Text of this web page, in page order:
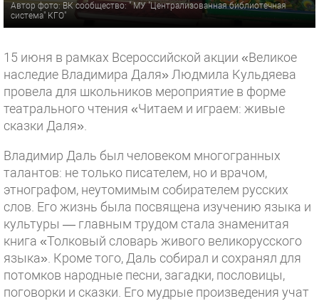
Автор фото: ВК сообщество: " МУ "Централизованная библиотечная
система" КГО"
15 июня в рамках Всероссийской акции «Великое
наследие Владимира Даля» Людмила Кульдяева
провела для школьников мероприятие в форме
театрального чтения «Читаем и играем: живые
сказки Даля».
Владимир Даль был человеком многогранных
талантов: не только писателем, но и врачом,
этнографом, неутомимым собирателем русских
слов. Его жизнь была посвящена изучению языка и
культуры — главным трудом стала знаменитая
книга «Толковый словарь живого великорусского
языка». Кроме того, Даль собирал и сохранял для
потомков народные песни, загадки, пословицы,
поговорки и сказки. Его мудрые произведения учат